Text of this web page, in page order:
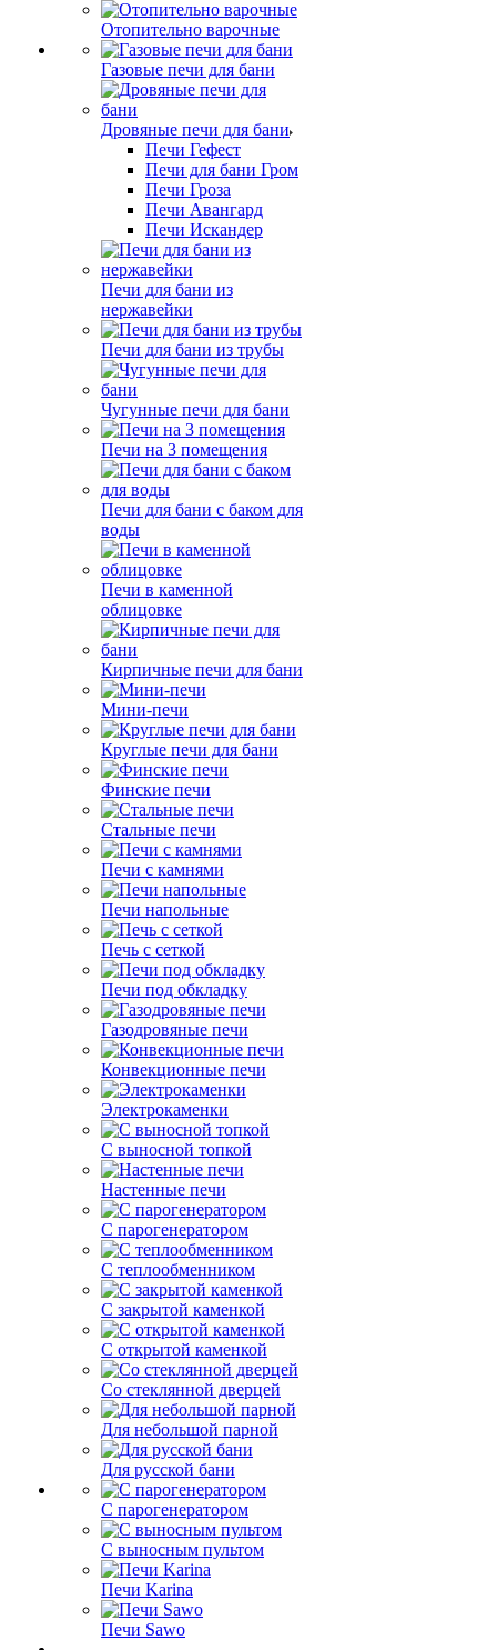
Отопительно варочные
Газовые печи для бани
Дровяные печи для бани
Печи Гефест
Печи для бани Гром
Печи Гроза
Печи Авангард
Печи Искандер
Печи для бани из
нержавейки
Печи для бани из трубы
Чугунные печи для бани
Печи на 3 помещения
Печи для бани с баком для
воды
Печи в каменной
облицовке
Кирпичные печи для бани
Мини-печи
Круглые печи для бани
Финские печи
Стальные печи
Печи с камнями
Печи напольные
Печь с сеткой
Печи под обкладку
Газодровяные печи
Конвекционные печи
Электрокаменки
С выносной топкой
Настенные печи
С парогенератором
С теплообменником
С закрытой каменкой
С открытой каменкой
Со стеклянной дверцей
Для небольшой парной
Для русской бани
С парогенератором
С выносным пультом
Печи Karina
Печи Sawo